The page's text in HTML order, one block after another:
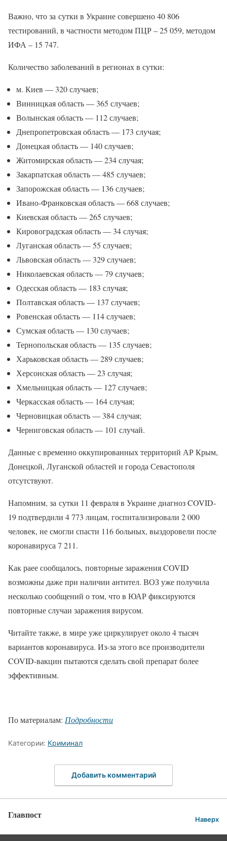
Важно, что за сутки в Украине совершено 40 806
тестирований, в частности методом ПЦР – 25 059, методом
ИФА – 15 747.
Количество заболеваний в регионах в сутки:
м. Киев — 320 случаев;
Винницкая область — 365 случаев;
Волынская область — 112 случаев;
Днепропетровская область — 173 случая;
Донецкая область — 140 случаев;
Житомирская область — 234 случая;
Закарпатская область — 485 случаев;
Запорожская область — 136 случаев;
Ивано-Франковская область — 668 случаев;
Киевская область — 265 случаев;
Кировоградская область — 34 случая;
Луганская область — 55 случаев;
Львовская область — 329 случаев;
Николаевская область — 79 случаев;
Одесская область — 183 случая;
Полтавская область — 137 случаев;
Ровенская область — 114 случаев;
Сумская область — 130 случаев;
Тернопольская область — 135 случаев;
Харьковская область — 289 случаев;
Херсонская область — 23 случая;
Хмельницкая область — 127 случаев;
Черкасская область — 164 случая;
Черновицкая область — 384 случая;
Черниговская область — 101 случай.
Данные с временно оккупированных территорий АР Крым,
Донецкой, Луганской областей и города Севастополя
отсутствуют.
Напомним, за сутки 11 февраля в Украине диагноз COVID-
19 подтвердили 4 773 лицам, госпитализировали 2 000
человек, не смогли спасти 116 больных, выздоровели после
коронавируса 7 211.
Как раее сообщалось, повторные заражения COVID
возможны даже при наличии антител. ВОЗ уже получила
несколько сообщений о том, что в ЮАР фиксируются
повторные случаи заражения вирусом.
Читайте также, в мире уже циркулирует около 4 тысяч
вариантов коронавируса. Из-за этого все производители
COVID-вакцин пытаются сделать свой препарат более
эффективным.
По материалам: Подробности
Категории: Криминал
Добавить комментарий
Главпост Наверх